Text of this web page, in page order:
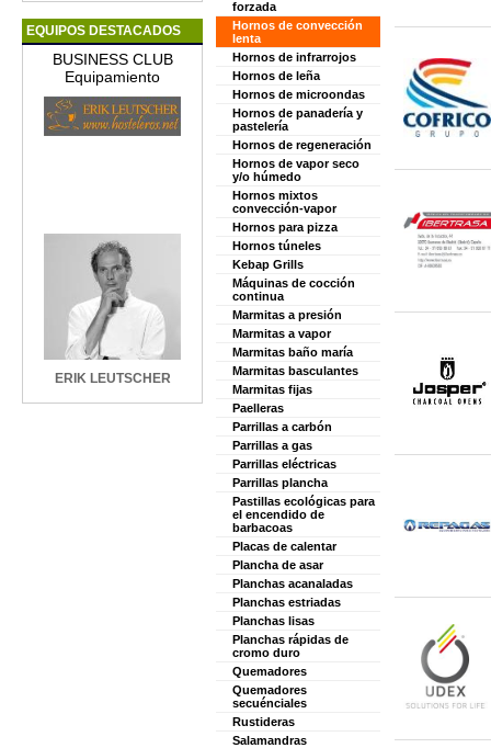
EQUIPOS DESTACADOS
BUSINESS CLUB
Equipamiento
ERIK LEUTSCHER
forzada
Hornos de convección
lenta
Hornos de infrarrojos
Hornos de leña
Hornos de microondas
Hornos de panadería y
pastelería
Hornos de regeneración
Hornos de vapor seco
y/o húmedo
Hornos mixtos
convección-vapor
Hornos para pizza
Hornos túneles
Kebap Grills
Máquinas de cocción
continua
Marmitas a presión
Marmitas a vapor
Marmitas baño maría
Marmitas basculantes
Marmitas fijas
Paelleras
Parrillas a carbón
Parrillas a gas
Parrillas eléctricas
Parrillas plancha
Pastillas ecológicas para
el encendido de
barbacoas
Placas de calentar
Plancha de asar
Planchas acanaladas
Planchas estriadas
Planchas lisas
Planchas rápidas de
cromo duro
Quemadores
Quemadores
secuénciales
Rustideras
Salamandras